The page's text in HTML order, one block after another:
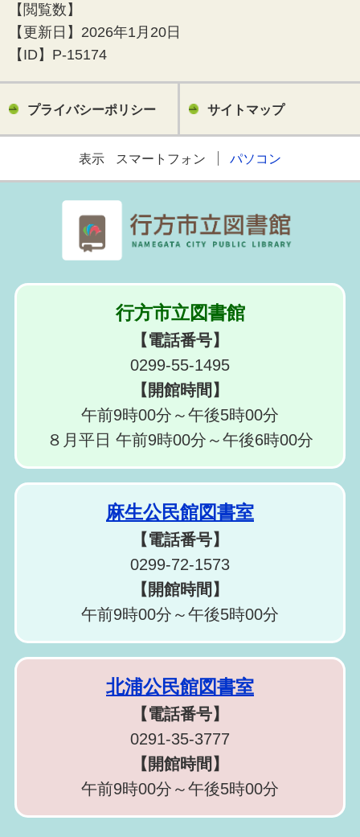
【閲覧数】
【更新日】 2026年1月20日
【ID】 P-15174
プライバシーポリシー サイトマップ
表示 スマートフォン パソコン
行方市立図書館
【電話番号】
0299-55-1495
【開館時間】
午前9時00分～午後5時00分
８月平日 午前9時00分～午後6時00分
麻生公民館図書室
【電話番号】
0299-72-1573
【開館時間】
午前9時00分～午後5時00分
北浦公民館図書室
【電話番号】
0291-35-3777
【開館時間】
午前9時00分～午後5時00分